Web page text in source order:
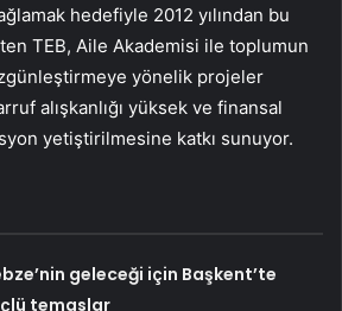
hedefiyle 2012 yılından bu
TEB, Aile Akademisi ile toplumun
yönelik projeler
alışkanlığı yüksek ve finansal
yetiştirilmesine katkı sunuyor.
geleceği için Başkent’te
temaslar